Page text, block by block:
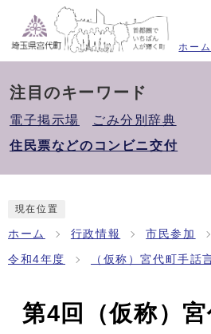
ホー
注目のキーワード
電子掲示場
ごみ分別辞典
住民票などのコンビニ交付
現在位置
ホーム 行政情報 市民参加
令和4年度 （仮称）宮代町手話
第4回（仮称）